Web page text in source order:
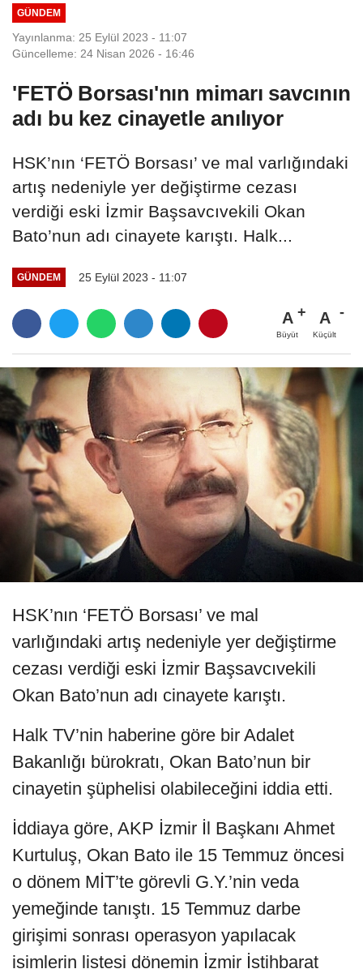
GÜNDEM
Yayınlanma: 25 Eylül 2023 - 11:07
Güncelleme: 24 Nisan 2026 - 16:46
'FETÖ Borsası'nın mimarı savcının
adı bu kez cinayetle anılıyor
HSK’nın ‘FETÖ Borsası’ ve mal varlığındaki
artış nedeniyle yer değiştirme cezası
verdiği eski İzmir Başsavcıvekili Okan
Bato’nun adı cinayete karıştı. Halk...
GÜNDEM 25 Eylül 2023 - 11:07
A
Büyüt
A
Küçült
HSK’nın ‘FETÖ Borsası’ ve mal
varlığındaki artış nedeniyle yer değiştirme
cezası verdiği eski İzmir Başsavcıvekili
Okan Bato’nun adı cinayete karıştı.
Halk TV’nin haberine göre bir Adalet
Bakanlığı bürokratı, Okan Bato’nun bir
cinayetin şüphelisi olabileceğini iddia etti.
İddiaya göre, AKP İzmir İl Başkanı Ahmet
Kurtuluş, Okan Bato ile 15 Temmuz öncesi
o dönem MİT’te görevli G.Y.’nin veda
yemeğinde tanıştı. 15 Temmuz darbe
girişimi sonrası operasyon yapılacak
isimlerin listesi dönemin İzmir İstihbarat